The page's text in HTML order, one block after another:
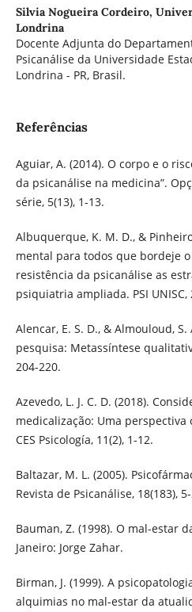
Silvia Nogueira Cordeiro,
Londrina
Docente Adjunta do
Psicanálise da Universidade
Londrina - PR, Brasil.
Referências
Aguiar, A. (2014). O corpo e o
da psicanálise na medicina”.
série, 5(13), 1-13.
Albuquerque, K. M. D., &
mental para todos que bordeje
resistência da psicanálise as
psiquiatria ampliada. PSI UNISC,
Alencar, E. S. D., & Almouloud,
pesquisa: Metassíntese
204-220.
Azevedo, L. J. C. D. (2018).
medicalização: Uma
CES Psicología, 11(2), 1-12.
Baltazar, M. L. (2005).
Revista de Psicanálise, 18(183),
Bauman, Z. (1998). O mal-estar
Janeiro: Jorge Zahar.
Birman, J. (1999). A
alquimias no mal-estar da